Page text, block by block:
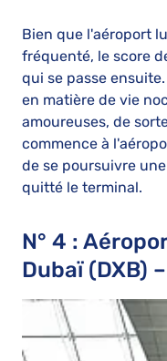
Bien que l'aéroport
fréquenté, le score
qui se passe
en matière de vie
amoureuses, de
commence à
de se poursuivre
quitté le terminal.
N° 4 :
Dubaï (DXB)